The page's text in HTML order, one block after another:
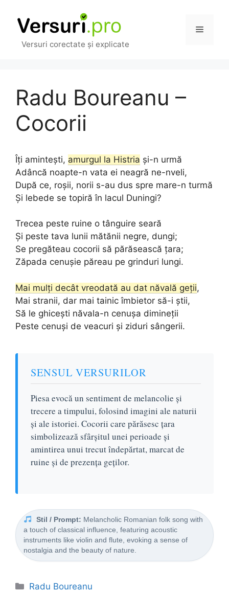
conținut
Versuri corectate și explicate
Meniu
Radu Boureanu –
Cocorii
Îți amintești, amurgul la Histria și-n urmă
Adâncă noapte-n vata ei neagră ne-nveli,
După ce, roșii, norii s-au dus spre mare-n turmă
Și lebede se topiră în lacul Duningi?
Trecea peste ruine o tânguire seară
Și peste tava lunii mătănii negre, dungi;
Se pregăteau cocorii să părăsească țara;
Zăpada cenușie păreau pe grinduri lungi.
Mai mulți decât vreodată au dat năvală geții,
Mai stranii, dar mai tainic îmbietor să-i știi,
Să le ghicești năvala-n cenușa dimineții
Peste cenuși de veacuri și ziduri sângerii.
SENSUL VERSURILOR
Piesa evocă un sentiment de melancolie și
trecere a timpului, folosind imagini ale naturii
și ale istoriei. Cocorii care părăsesc țara
simbolizează sfârșitul unei perioade și
amintirea unui trecut îndepărtat, marcat de
ruine și de prezența geților.
Stil / Prompt: Melancholic Romanian folk song with
a touch of classical influence, featuring acoustic
instruments like violin and flute, evoking a sense of
nostalgia and the beauty of nature.
Categorii
Radu Boureanu